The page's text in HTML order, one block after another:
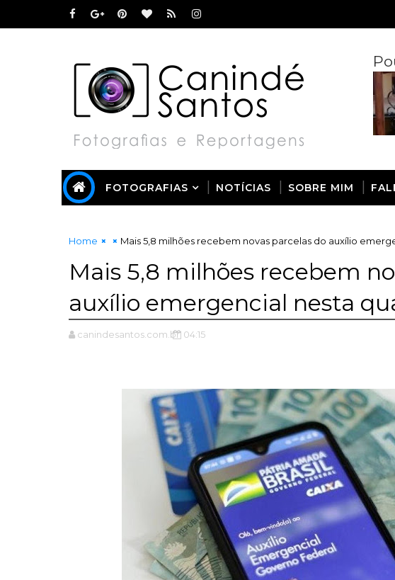
FOTOGRAFIAS NOTÍCIAS SOBRE MIM
Home Mais 5,8 milhões recebem novas parcelas do auxílio
Mais 5,8 milhões recebem
auxílio emergencial nesta
canindesantos.com.br 04:15